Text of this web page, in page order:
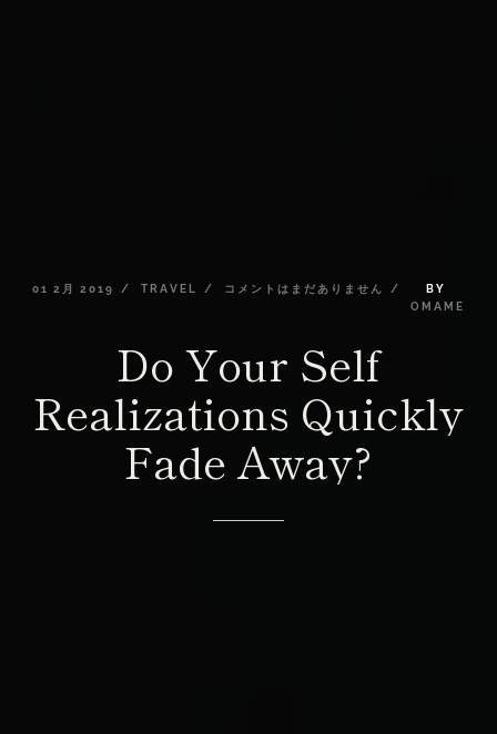
01 2月 2019 TRAVEL コメントはまだありません
BY
OMAME
DoYour Self
Realizations Quickly
FadeAway?